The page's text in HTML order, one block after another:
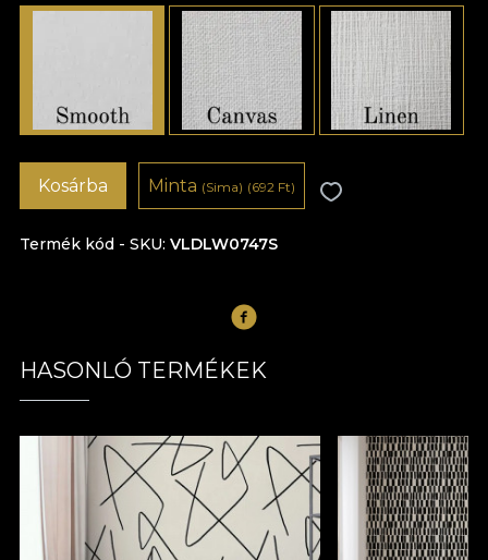
Termék kód - SKU VLDLW0747S
Kosárba Minta (Sima) (692 Ft)
HASONLÓ TERMÉKEK